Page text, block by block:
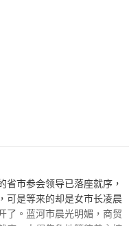
省市参会领导已落座就序，
可是等来的却是女市长凌晨
了。蓝河市晨光明媚，商贸